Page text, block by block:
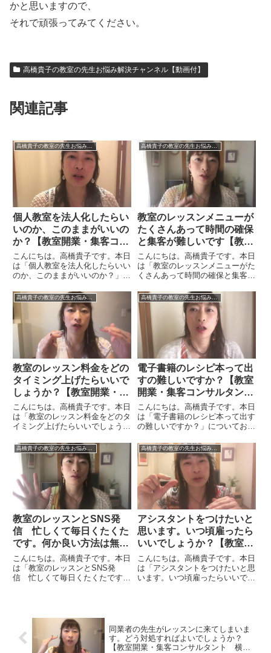
かと思いますので、
それで頑張ってみてください。
高橋貴子の教室の先生お悩み解決チャンネル【動画付】
関連記事
高橋貴子の教室の先生お悩み解決チャンネル【動画付】
個人教室を法人化したらい
いのか、このままがいいの
か？【教室開業・集客コン
サルタント 横浜東京大
阪 スカイプ全国対応】
こんにちは。高橋貴子です。本日
は「個人教室を法人化したらいい
のか、このままがいいのか？」に
私自身は２年前に法人にしまし
た。いろいろな理由や事情やタイ
ミングがありましたが、ひとつの
大きな考えるきっかけとなるのは
年...
高橋貴子の教室の先生お悩み解決チャンネル【動画付】
教室のレッスンメニューが
たくさんあって時間の確保
と集客が難しいです【教室
開業・集客コンサルタン
ト 横浜東京大阪 スカイ
プ全国対応】
こんにちは。高橋貴子です。本日
は「教室のレッスンメニューがた
くさんあって時間の確保と集客が
いと思います。まず最近の傾向に
ついてです。以前は、たくさんの
ものから選べることに価値がある
という時代でした。だけど、情
報...
高橋貴子の教室の先生お悩み解決チャンネル【動画付】
教室のレッスン料金をどの
タイミング上げたらいいで
しょうか？【教室開業・集
客コンサルタント 横浜東
京大阪 スカイプ全国対
応】
こんにちは。高橋貴子です。本日
は「教室のレッスン料金をどのタ
イミング上げたらいいでしょう
います。レッスン料金が安いとい
うことは、経営をしていくうえで
致命的です。利益が残っていきま
せんので。最初の頃は、みんなが
喜...
高橋貴子の教室の先生お悩み解決チャンネル【動画付】
電子書籍のレシピ本って出
すの難しいですか？【教室
開業・集客コンサルタン
ト 横浜東京大阪 スカイ
プ全国対応】
こんにちは。高橋貴子です。本日
は「電子書籍のレシピ本って出す
の難しいですか？」についてお話
籍のコンサルタントもしていま
す。とうぜん自分もレシピ本を出
していますし、写真集も出してい
ます。ビジネス書のような長いタ
イ...
教室のレッスンとSNS発
信 忙しくて毎日くたくた
です。何か良い方法は無い
でしょうか？【教室開業・
集客コンサルタント 横浜
東京大阪 スカイプ全国対
こんにちは。高橋貴子です。本日
は「教室のレッスンとSNS発
信 忙しくて毎日くたくたです。
場合には、大手さんとは違ってネ
ックになってくるのは広告費をそ
れほど...
アシスタントをつけたいと
思います。いつ頃雇ったら
いいでしょうか？【教室開
業・集客コンサルタント
横浜東京大阪 スカイプ全
国対応】
こんにちは。高橋貴子です。本日
は「アシスタントをつけたいと思
います。いつ頃雇ったらいいでし
7年くらいやった感じになるの
で...
同業者の先生がレッスンに来てしまいま
す。どう対処すればよいでしょうか？
【教室開業・集客コンサルタント 横浜